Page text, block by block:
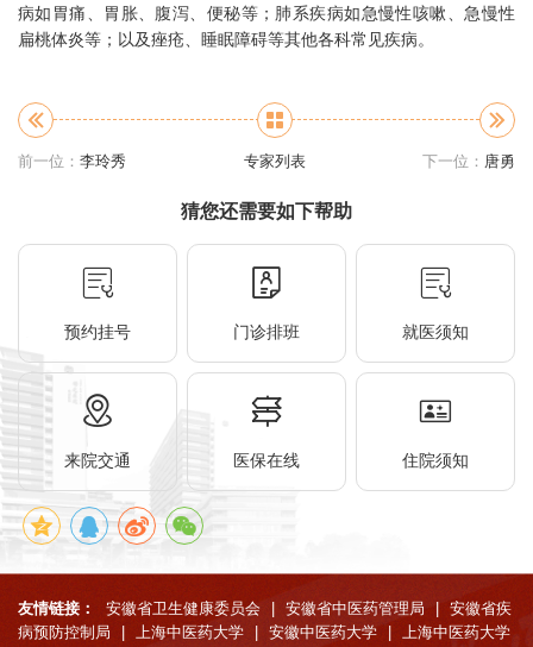
病如胃痛、胃胀、腹泻、便秘等；肺系疾病如急慢性咳嗽、急慢性
扁桃体炎等；以及痤疮、睡眠障碍等其他各科常见疾病。
前一位： 李玲秀 专家列表 下一位： 唐勇
猜您还需要如下帮助
预约挂号 门诊排班 就医须知
来院交通 医保在线 住院须知
友情链接： 安徽省卫生健康委员会 安徽省中医药管理局
安徽省疾
病预防控制局
上海中医药大学 安徽中医药大学 上海中医药大学